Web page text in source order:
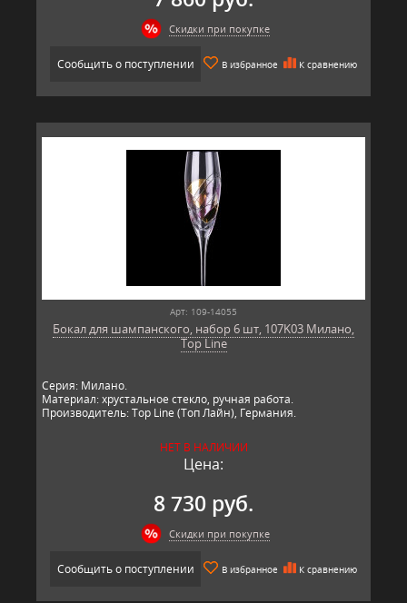
Скидки при покупке
Сообщить о поступлении В избранное К сравнению
Арт: 109-14055
Бокал для шампанского, набор 6 шт, 107K03 Милано,
Top Line
Серия: Милано.
Материал: хрустальное стекло, ручная работа.
Производитель: Top Line (Топ Лайн), Германия.
НЕТ В НАЛИЧИИ
Цена:
8 730 руб.
Скидки при покупке
Сообщить о поступлении В избранное К сравнению